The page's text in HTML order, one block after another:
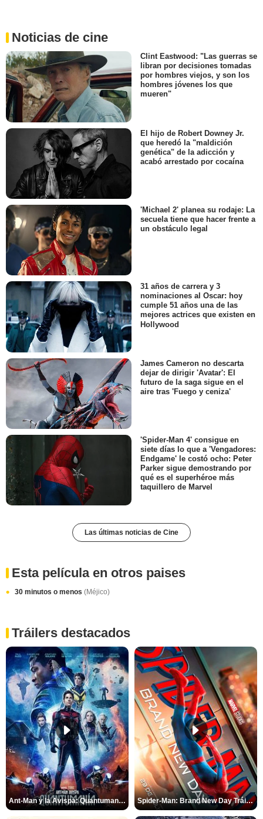
Noticias de cine
Clint Eastwood: "Las guerras se
libran por decisiones tomadas
por hombres viejos, y son los
hombres jóvenes los que
mueren"
El hijo de Robert Downey Jr.
que heredó la "maldición
genética" de la adicción y
acabó arrestado por cocaína
'Michael 2' planea su rodaje: La
secuela tiene que hacer frente a
un obstáculo legal
31 años de carrera y 3
nominaciones al Oscar: hoy
cumple 51 años una de las
mejores actrices que existen en
Hollywood
James Cameron no descarta
dejar de dirigir 'Avatar': El
futuro de la saga sigue en el
aire tras 'Fuego y ceniza'
'Spider-Man 4' consigue en
siete días lo que a 'Vengadores:
Endgame' le costó ocho: Peter
Parker sigue demostrando por
qué es el superhéroe más
taquillero de Marvel
Las últimas noticias de Cine
Esta película en otros paises
30 minutos o menos (Méjico)
Tráilers destacados
Ant-Man y la Avispa: Quantumanía Tráiler (2) Spider-Man: Brand New Day Tráiler (3)